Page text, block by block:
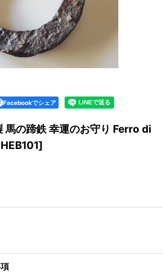
Facebookでシェア
馬の蹄鉄 幸運のお守り Ferro di
]